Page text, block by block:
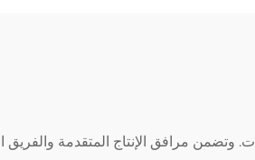
وتضمن مرافق الإنتاج المتقدمة